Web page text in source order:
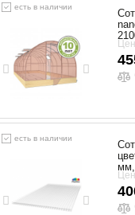
есть в наличии
есть в наличии